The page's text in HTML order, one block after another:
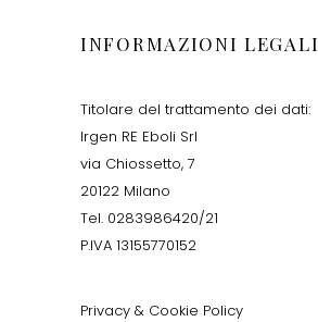
INFORMAZIONI LEGALI
Titolare del trattamento dei dati:
Irgen RE Eboli Srl
via Chiossetto, 7
20122 Milano
Tel. 0283986420/21
P.IVA 13155770152
Privacy & Cookie Policy